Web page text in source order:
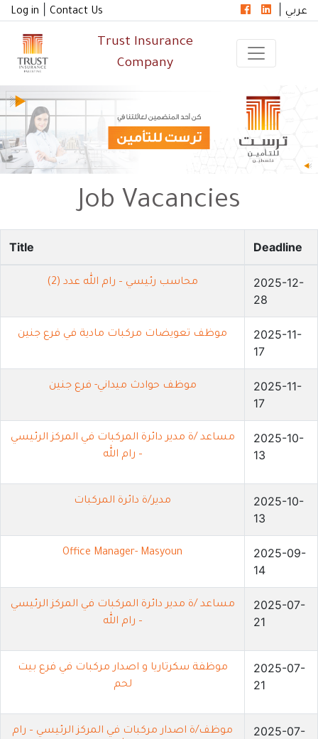
Log in Contact Us عربي
Trust Insurance
Company
Job Vacancies
Title Deadline
محاسب رئيسي – رام الله عدد (2)
2025-12-
28
موظف تعويضات مركبات مادية في فرع جنين
2025-11-
17
موظف حوادث ميداني- فرع جنين
2025-11-
17
مساعد /ة مدير دائرة المركبات في المركز الرئيسي
– رام الله
2025-10-
13
مدير/ة دائرة المركبات
2025-10-
13
Office Manager- Masyoun
2025-09-
14
مساعد /ة مدير دائرة المركبات في المركز الرئيسي
– رام الله
2025-07-
21
موظفة سكرتاريا و اصدار مركبات في فرع بيت
لحم
2025-07-
21
موظف/ة اصدار مركبات في المركز الرئيسي – رام
2025-07-